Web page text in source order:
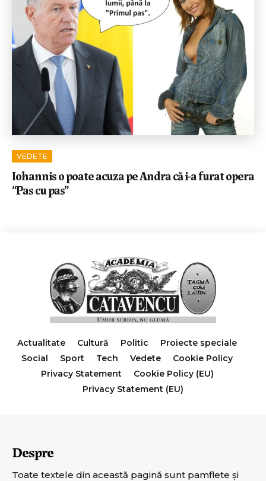
VEDETE
Iohannis o poate acuza pe Andra că i-a furat opera
“Pas cu pas”
Actualitate Cultură Politic
Proiecte speciale
Social
Sport Tech Vedete
Cookie Policy
Privacy Statement
Cookie Policy (EU)
Privacy Statement (EU)
Despre
Toate textele din această pagină sunt pamflete şi